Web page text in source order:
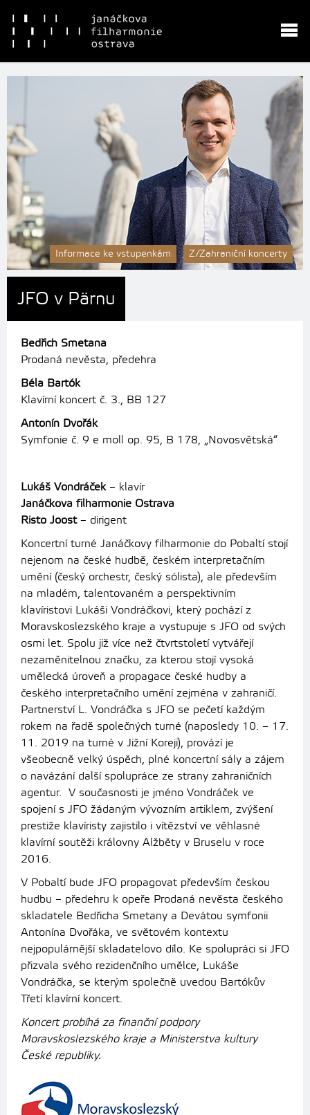
Informace ke vstupenkám Z/Zahraniční koncerty
JFO v Pärnu
Bedřich Smetana
Prodaná nevěsta, předehra
Béla Bartók
Klavírní koncert č. 3., BB 127
Antonín Dvořák
Symfonie č. 9 e moll op. 95, B 178, „Novosvětská“
Lukáš Vondráček– klavír
Janáčkova filharmonie Ostrava
Risto Joost– dirigent
Koncertní turné Janáčkovy filharmonie do Pobaltí stojí
nejenom na české hudbě, českém interpretačním
umění (český orchestr, český sólista), ale především
na mladém, talentovaném a perspektivním
klavíristovi Lukáši Vondráčkovi, který pochází z
Moravskoslezského kraje a vystupuje s JFO od svých
osmi let. Spolu již více než čtvrtstoletí vytvářejí
nezaměnitelnou značku, za kterou stojí vysoká
umělecká úroveň a propagace české hudby a
českého interpretačního umění zejména v zahraničí.
Partnerství L. Vondráčka s JFO se pečetí každým
rokem na řadě společných turné (naposledy 10. – 17.
11. 2019 na turné v Jižní Koreji), provází je
všeobecně velký úspěch, plné koncertní sály a zájem
o navázání další spolupráce ze strany zahraničních
agentur. V současnosti je jméno Vondráček ve
spojení s JFO žádaným vývozním artiklem, zvýšení
prestiže klavíristy zajistilo i vítězství ve věhlasné
klavírní soutěži královny Alžběty v Bruselu v roce
2016.
V Pobaltí bude JFO propagovat především českou
hudbu – předehru k opeře Prodaná nevěsta českého
skladatele Bedřicha Smetany a Devátou symfonii
Antonína Dvořáka, ve světovém kontextu
nejpopulárnější skladatelovo dílo. Ke spolupráci si JFO
přizvala svého rezidenčního umělce, Lukáše
Vondráčka, se kterým společně uvedou Bartókův
Třetí klavírní koncert.
Koncert probíhá za finanční podpory
Moravskoslezského kraje a Ministerstva kultury
České republiky.